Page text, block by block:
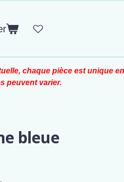
chaque pièce est unique
peuvent varier.
bleue